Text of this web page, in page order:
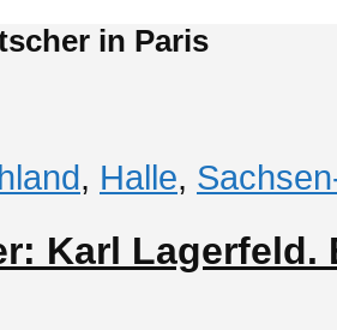
in Paris
, Halle,
Karl Lagerfeld.